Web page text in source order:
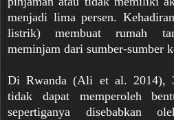
menjadi lima persen.
listrik) membuat rumah
meminjam dari sumber-sumber
Di Rwanda (Ali et al. 2014),
tidak dapat memperoleh
sepertiganya disebabkan